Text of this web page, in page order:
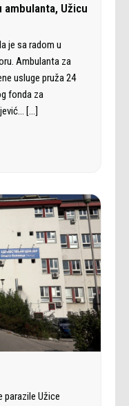
Užicu
je sa radom u
Ambulanta za
usluge pruža 24
fonda za
[…]
parazile Užice